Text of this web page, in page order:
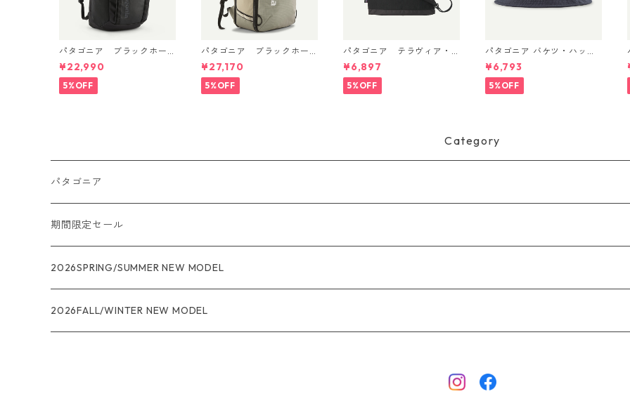
パタゴニア ブラックホー
ル・パック 32L (カラーBla
ck w/Black ) Patagonia Bl
ack Hole® Pack 32L 日本正
規品 製品番号 49302
¥22,990
5%OFF
パタゴニア ブラックホー
ル・ミニ・MLC 30L Weath
ered Stone 49266 日本正
規品
¥27,170
5%OFF
パタゴニア テラヴィア・
サコッシュ 3L (カラー Bla
ck) Patagonia Terravia Sa
coche Bag 3L 日本正規品
製品番号 48835
¥6,897
5%OFF
パタゴニア バケツ・ハッ
ト 33595 ’95 Oval Logo:
Smolder Blue
¥6,793
5%OFF
Category
パタゴニア
メンズ
R1
R1エア
ウィメンズ
R1
ジャケット・アウター
期間限定セール
★★★
レインウェアー
2026SPRING/SUMMER NEW MODEL
2026FALL/WINTER NEW MODEL